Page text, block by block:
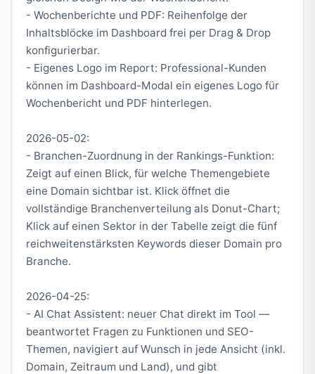
- Wochenberichte und PDF: Reihenfolge der
Inhaltsblöcke im Dashboard frei per Drag & Drop
konfigurierbar.
- Eigenes Logo im Report: Professional-Kunden
können im Dashboard-Modal ein eigenes Logo für
Wochenbericht und PDF hinterlegen.
2026-05-02:
- Branchen-Zuordnung in der Rankings-Funktion:
Zeigt auf einen Blick, für welche Themengebiete
eine Domain sichtbar ist. Klick öffnet die
vollständige Branchenverteilung als Donut-Chart;
Klick auf einen Sektor in der Tabelle zeigt die fünf
reichweitenstärksten Keywords dieser Domain pro
Branche.
2026-04-25:
- AI Chat Assistent: neuer Chat direkt im Tool —
beantwortet Fragen zu Funktionen und SEO-
Themen, navigiert auf Wunsch in jede Ansicht (inkl.
Domain, Zeitraum und Land), und gibt